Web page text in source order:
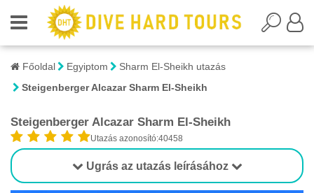
Főoldal Egyiptom
Sharm El-Sheikh utazás
Steigenberger Alcazar Sharm El-Sheikh
Steigenberger Alcazar Sharm El-Sheikh
Utazás azonosító:40458
Ugrás az utazás leírásához